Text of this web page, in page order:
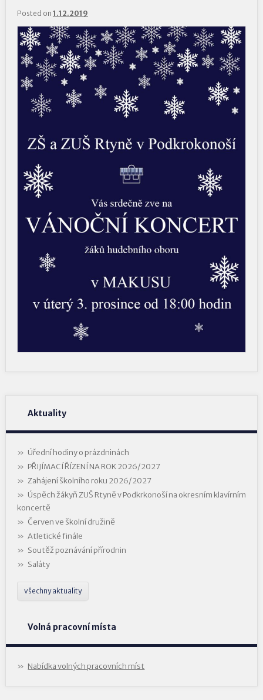
Posted on 1.12.2019
Aktuality
Úřední hodiny o prázdninách
PŘIJÍMACÍ ŘÍZENÍ NA ROK 2026/2027
Zahájení školního roku 2026/2027
Úspěch žákyň ZUŠ Rtyně v Podkrkonoší na okresním klavírním
koncertě
Červen ve školní družině
Atletické finále
Soutěž poznávání přírodnin
Saláty
všechny aktuality
Volná pracovní místa
Nabídka volných pracovních míst